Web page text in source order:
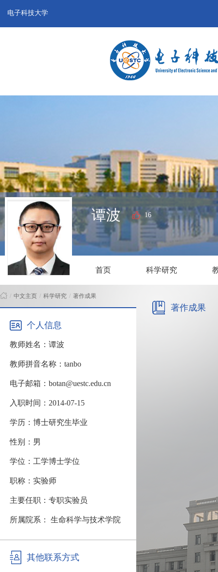
电子科技大学
谭波 16
首页 科学研究
/ 中文主页 / 科学研究 / 著作成果
个人信息
教师姓名：谭波
教师拼音名称：tanbo
电子邮箱：botan@uestc.edu.cn
入职时间：2014-07-15
学历：博士研究生毕业
性别：男
学位：工学博士学位
职称：实验师
主要任职：专职实验员
所属院系： 生命科学与技术学院
其他联系方式
著作成果